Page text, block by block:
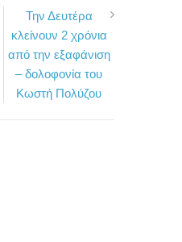
Την Δευτέρα
κλείνουν 2 χρόνια
από την εξαφάνιση
– δολοφονία του
Κωστή Πολύζου